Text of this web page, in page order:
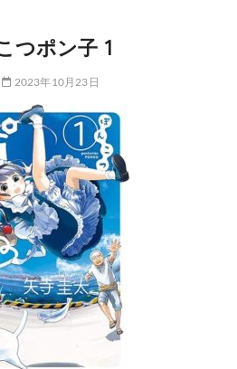
つポン子 1
2023年10月23日